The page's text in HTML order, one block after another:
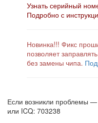
Узнать серийный
Подробно с
Новинка!!! Фикс
позволяет
без замены чипа.
Если возникли проблемы
или ICQ: 703238